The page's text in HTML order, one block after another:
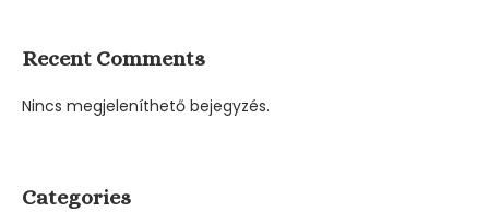
Recent Comments
Nincs megjeleníthető bejegyzés.
Categories